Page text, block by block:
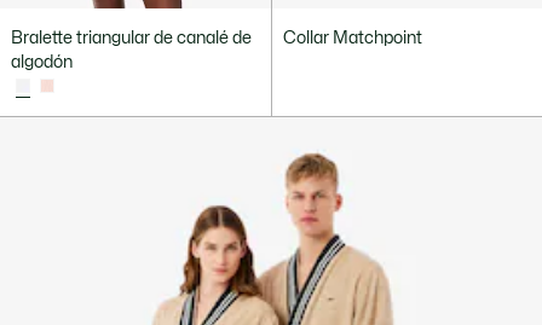
Bralette triangular de canalé de
algodón
Collar Matchpoint